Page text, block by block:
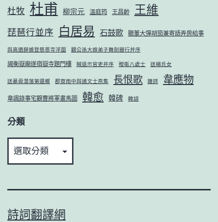
杜牧 杜甫 柳宗元 溫庭筠 王昌齡 王維
琵琶行並序 白居易 石鼓歌 聽董大彈胡笳兼寄語弄房給事
與高適薛據登慈恩寺浮圖 觀公孫大娘弟子舞劍器行并序
謁衡嶽廟遂宿嶽寺題門樓 賊退示官吏并序 贈衛八處士 送楊氏女
送綦毋潛落第還鄉 郡齋雨中與諸文士燕集 長恨歌 雜詩 韋應物
韋諷錄事宅觀曹將軍畫馬圖 韓愈 韓碑 韓翃
分類
分
詩詞翻譯網